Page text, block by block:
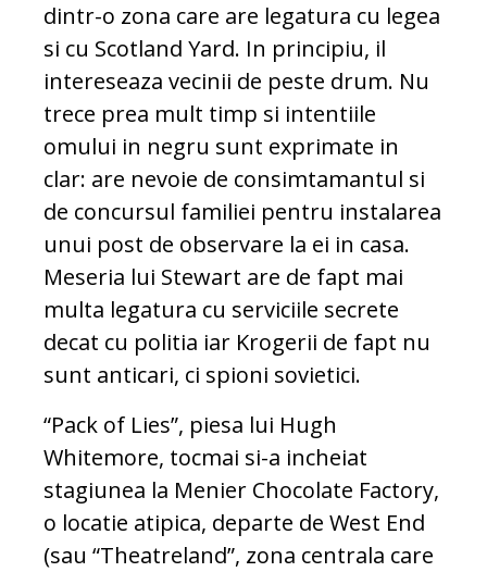
dintr-o zona care are legatura cu legea
si cu Scotland Yard. In principiu, il
intereseaza vecinii de peste drum. Nu
trece prea mult timp si intentiile
omului in negru sunt exprimate in
clar: are nevoie de consimtamantul si
de concursul familiei pentru instalarea
unui post de observare la ei in casa.
Meseria lui Stewart are de fapt mai
multa legatura cu serviciile secrete
decat cu politia iar Krogerii de fapt nu
sunt anticari, ci spioni sovietici.
“Pack of Lies”, piesa lui Hugh
Whitemore, tocmai si-a incheiat
stagiunea la Menier Chocolate Factory,
o locatie atipica, departe de West End
(sau “Theatreland”, zona centrala care